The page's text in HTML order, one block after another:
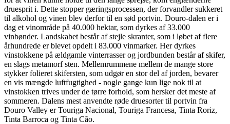
druesprit i. Dette stopper gæringsprocessen, der forvandler sukkeret
til alkohol og vinen blev derfor til en sød portvin. Douro-dalen er i
dag et vinområde på 40.000 hektar, som dyrkes af 33.000
vinbønder. Landskabet består af stejle skranter, som i løbet af flere
århundrede er blevet opdelt i 83.000 vinmarker. Her dyrkes
vinstokkene på ældgamle vinterrasser og jordbunden består af skifer,
en slags metamorf sten. Mellemrummene mellem de mange store
stykker folieret skifersten, som udgør en stor del af jorden, bevarer
en vis mængde luftfugtighed - nogle gange kun lige nok til at
vinstokken trives under de tørre forhold, som hersker det meste af
sommeren. Dalens mest anvendte røde druesorter til portvin fra
Douro Valley er Touriga Nacional, Touriga Francesa, Tinta Roriz,
Tinta Barroca og Tinta Cão.